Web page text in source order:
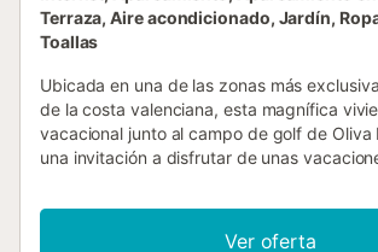
Terraza, Aire acondicionado, Jardín,
Toallas
Ubicada en una de las zonas más
de la costa valenciana, esta magnífica
vacacional junto al campo de golf de Oliva
una invitación a disfrutar de unas
combinan a la perfección. Un alojamiento
familias, golfistas y visitantes del mundo
Ver oferta